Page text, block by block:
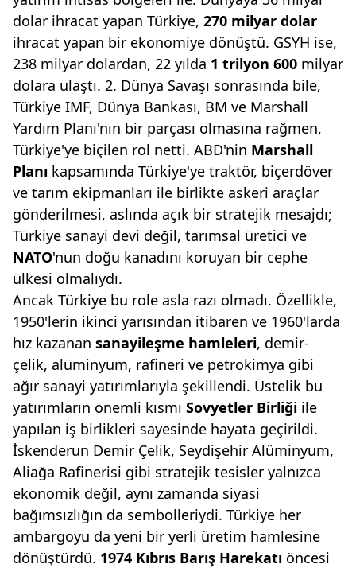
dolar ihracat yapan Türkiye, 270 milyar dolar
ihracat yapan bir ekonomiye dönüştü. GSYH ise,
238 milyar dolardan, 22 yılda 1 trilyon 600 milyar
dolara ulaştı. 2. Dünya Savaşı sonrasında bile,
Türkiye IMF, Dünya Bankası, BM ve Marshall
Yardım Planı'nın bir parçası olmasına rağmen,
Türkiye'ye biçilen rol netti. ABD'nin Marshall
Planı kapsamında Türkiye'ye traktör, biçerdöver
ve tarım ekipmanları ile birlikte askeri araçlar
gönderilmesi, aslında açık bir stratejik mesajdı;
Türkiye sanayi devi değil, tarımsal üretici ve
NATO'nun doğu kanadını koruyan bir cephe
ülkesi olmalıydı.
Ancak Türkiye bu role asla razı olmadı. Özellikle,
1950'lerin ikinci yarısından itibaren ve 1960'larda
hız kazanan sanayileşme hamleleri, demir-
çelik, alüminyum, rafineri ve petrokimya gibi
ağır sanayi yatırımlarıyla şekillendi. Üstelik bu
yatırımların önemli kısmı Sovyetler Birliği ile
yapılan iş birlikleri sayesinde hayata geçirildi.
İskenderun Demir Çelik, Seydişehir Alüminyum,
Aliağa Rafinerisi gibi stratejik tesisler yalnızca
ekonomik değil, aynı zamanda siyasi
bağımsızlığın da sembolleriydi. Türkiye her
ambargoyu da yeni bir yerli üretim hamlesine
dönüştürdü. 1974 Kıbrıs Barış Harekatı öncesi